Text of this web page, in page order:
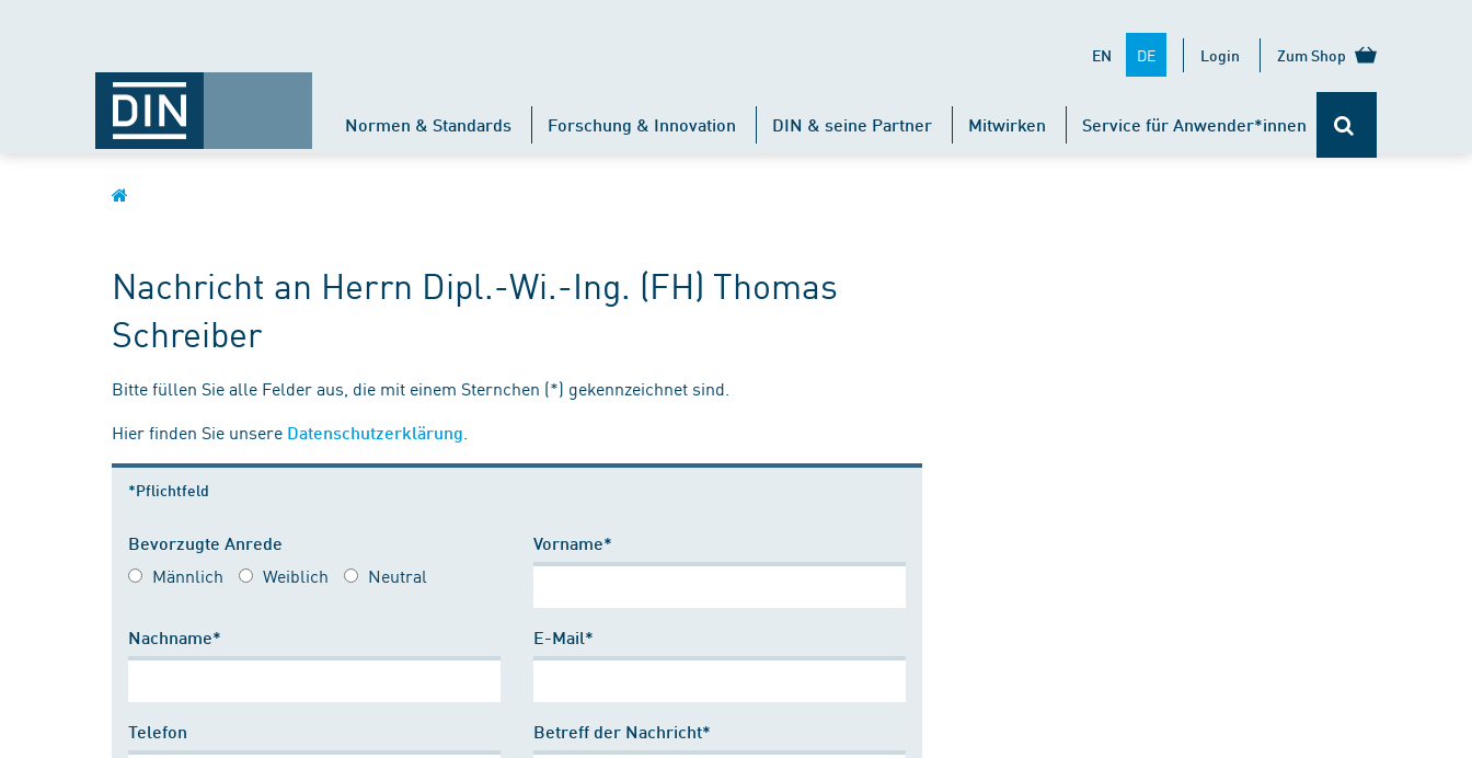
EN DE Login Zum Shop
Normen & Standards Forschung & Innovation DIN & seine Partner Mitwirken Service für Anwender*innen
Nachricht an Herrn Dipl.-Wi.-Ing. (FH) Thomas
Schreiber
Bitte füllen Sie alle Felder aus, die mit einem Sternchen (*) gekennzeichnet sind.
Hier finden Sie unsere Datenschutzerklärung
*Pflichtfeld
Bevorzugte Anrede
Männlich Weiblich Neutral
Vorname*
Nachname* E-Mail*
Telefon Betreff der Nachricht*